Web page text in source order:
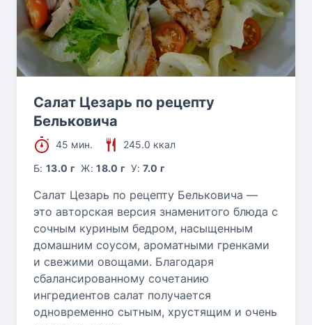
Салат Цезарь по рецепту
Бельковича
45 мин.
245.0 ккал
Б:13.0 г Ж:18.0 г У:7.0 г
Салат Цезарь по рецепту Бельковича —
это авторская версия знаменитого блюда с
сочным куриным бедром, насыщенным
домашним соусом, ароматными гренками
и свежими овощами. Благодаря
сбалансированному сочетанию
ингредиентов салат получается
одновременно сытным, хрустящим и очень